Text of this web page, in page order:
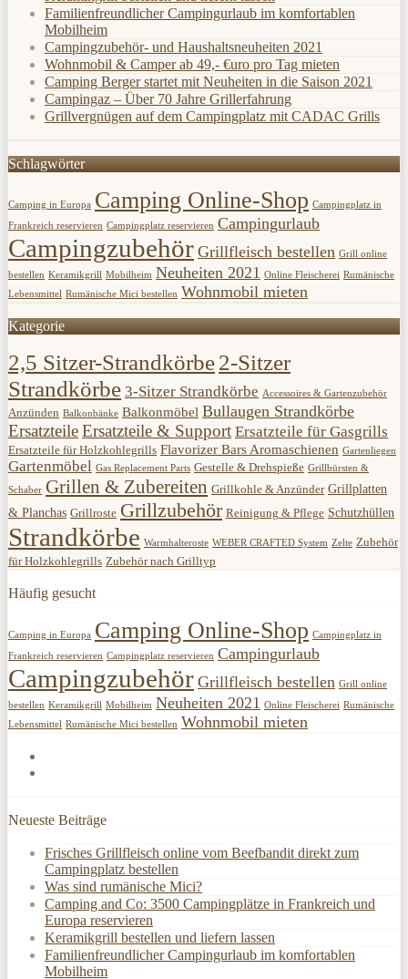
Familienfreundlicher Campingurlaub im komfortablen
Mobilheim
Campingzubehör- und Haushaltsneuheiten 2021
Wohnmobil & Camper ab 49,- €uro pro Tag mieten
Camping Berger startet mit Neuheiten in die Saison 2021
Campingaz – Über 70 Jahre Grillerfahrung
Grillvergnügen auf dem Campingplatz mit CADAC Grills
Schlagwörter
Camping in Europa Camping Online-Shop Campingplatz in
Frankreich reservieren Campingplatz reservieren Campingurlaub
Campingzubehör Grillfleisch bestellen Grill online
bestellen Keramikgrill Mobilheim Neuheiten 2021 Online Fleischerei Rumänische
Lebensmittel Rumänische Mici bestellen Wohnmobil mieten
Kategorie
2,5 Sitzer-Strandkörbe2-Sitzer
Strandkörbe 3-Sitzer Strandkörbe Accessoires & Gartenzubehör
Anzünden Balkonbänke Balkonmöbel Bullaugen Strandkörbe
ErsatzteileErsatzteile & Support Ersatzteile für Gasgrills
Ersatzteile für Holzkohlegrills Flavorizer Bars Aromaschienen Gartenliegen
Gartenmöbel Gas Replacement Parts Gestelle & Drehspieße Grillbürsten &
Schaber Grillen & Zubereiten Grillkohle & Anzünder Grillplatten
& Planchas Grillroste Grillzubehör Reinigung & Pflege Schutzhüllen
Strandkörbe Warmhalteroste WEBER CRAFTED System Zelte Zubehör
für Holzkohlegrills Zubehör nach Grilltyp
Häufig gesucht
Camping in Europa Camping Online-Shop Campingplatz in
Frankreich reservieren Campingplatz reservieren Campingurlaub
Campingzubehör Grillfleisch bestellen Grill online
bestellen Keramikgrill Mobilheim Neuheiten 2021 Online Fleischerei Rumänische
Lebensmittel Rumänische Mici bestellen Wohnmobil mieten
Neueste Beiträge
Frisches Grillfleisch online vom Beefbandit direkt zum
Campingplatz bestellen
Was sind rumänische Mici?
Camping and Co: 3500 Campingplätze in Frankreich und
Europa reservieren
Keramikgrill bestellen und liefern lassen
Familienfreundlicher Campingurlaub im komfortablen
Mobilheim